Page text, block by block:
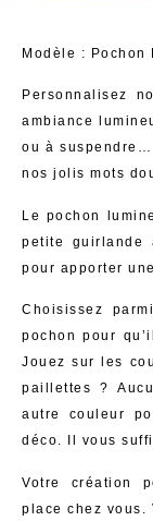
Modèle : Pochon
Personnalisez
ambiance
ou à suspendre…
nos jolis mots
Le pochon
petite
pour apporter
Choisissez
pochon pour
Jouez sur les
paillettes ?
autre couleur
déco. Il vous
Votre création
place chez vous.